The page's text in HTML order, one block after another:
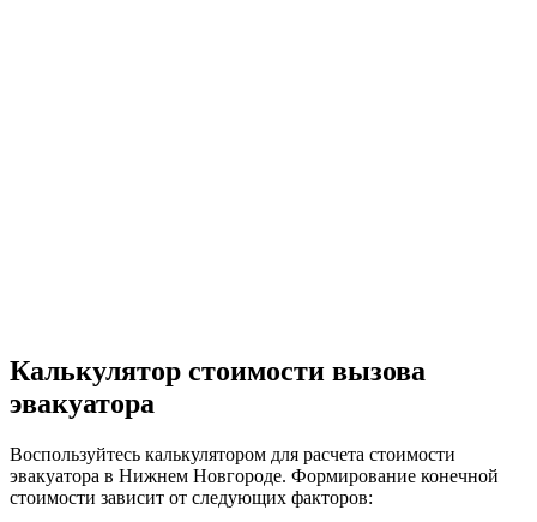
Калькулятор стоимости вызова
эвакуатора
Воспользуйтесь калькулятором для расчета стоимости
эвакуатора в Нижнем Новгороде. Формирование конечной
стоимости зависит от следующих факторов: